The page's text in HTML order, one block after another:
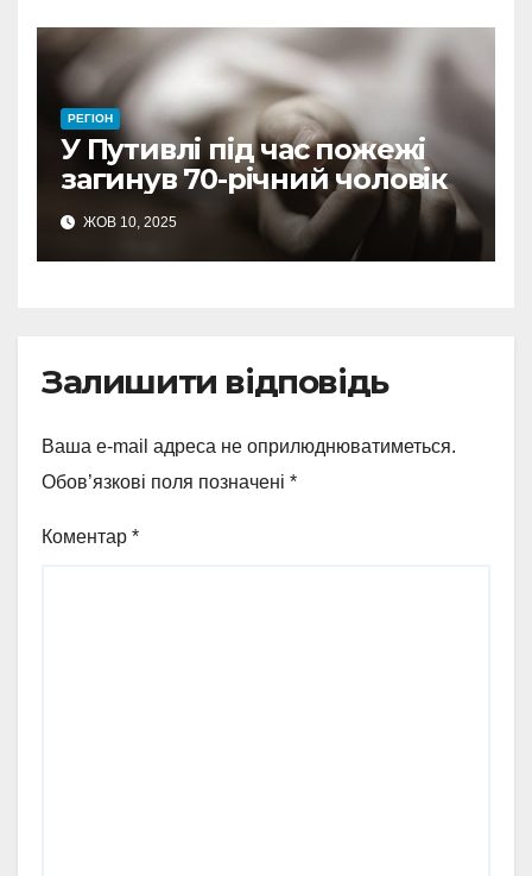
РЕГІОН
У Путивлі під час пожежі
загинув 70-річний чоловік
ЖОВ 10, 2025
Залишити відповідь
Ваша e-mail адреса не оприлюднюватиметься.
Обов’язкові поля позначені *
Коментар *